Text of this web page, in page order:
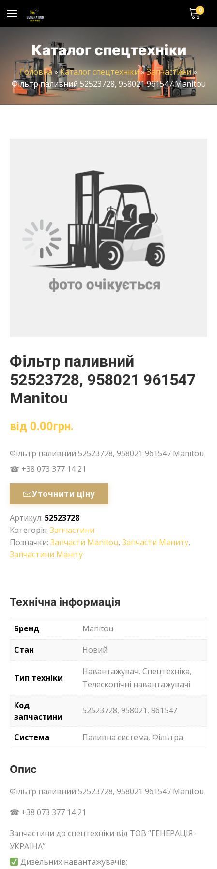
0
Каталог спецтехніки
Головна»Каталог спецтехніки»Запчастини»
Фільтр паливний 52523728, 958021 961547 Manitou
Фільтр паливний
52523728, 958021 961547
Manitou
від 0.00грн.
Фільтр паливний 52523728, 958021 961547 Manitou
☎ +38 073 377 14 21
Уточнити ціну
Артикул: 52523728
Категорія: Запчастини
Позначки: Запчасти Manitou, Запчасти Маниту,
Запчастини Маніту
Технічна інформація
Бренд
Manitou
Стан
Новий
Тип техніки
Навантажувач, Спецтехніка,
Телескопічні навантажувачі
Код
запчастини
52523728, 958021, 961547
Система Паливна система, Фільтра
Опис
Фільтр паливний 52523728, 958021 961547 Manitou
☎ +38 073 377 14 21
Запчастини до спецтехніки від ТОВ “ГЕНЕРАЦІЯ-
УКРАЇНА”:
Дизельних навантажувачів;